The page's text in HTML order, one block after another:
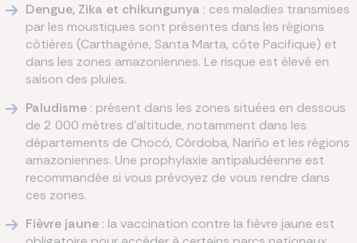
Dengue, Zika et chikungunya : ces maladies transmises
par les moustiques sont présentes dans les régions
côtières (Carthagène, Santa Marta, côte Pacifique) et
dans les zones amazoniennes. Le risque est élevé en
saison des pluies.
Paludisme: présent dans les zones situées en dessous
de 2 000 mètres d'altitude, notamment dans les
départements de Chocó, Córdoba, Nariño et les régions
amazoniennes. Une prophylaxie antipaludéenne est
recommandée si vous prévoyez de vous rendre dans
ces zones.
Fièvre jaune: la vaccination contre la fièvre jaune est